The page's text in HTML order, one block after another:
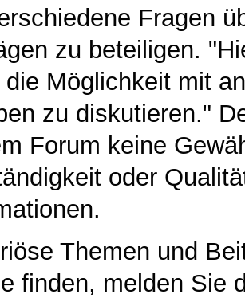
Fragen
zu beteiligen.
die Möglichkeit mit
zu diskutieren."
Forum keine
oder
Themen und
finden, melden Sie